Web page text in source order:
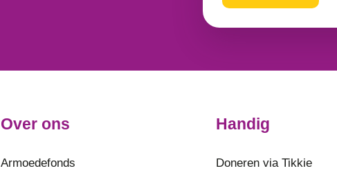
Over ons
Armoedefonds
Handig
Doneren via Tikkie